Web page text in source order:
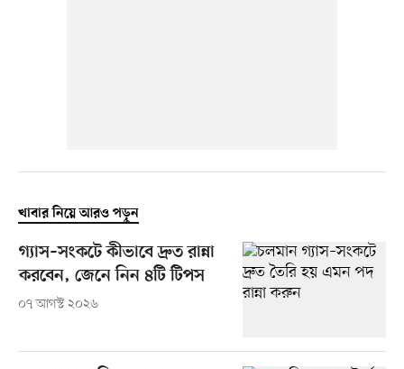
খাবার নিয়ে আরও পড়ুন
গ্যাস–সংকটে কীভাবে দ্রুত রান্না
করবেন, জেনে নিন ৪টি টিপস
০৭ আগস্ট ২০২৬